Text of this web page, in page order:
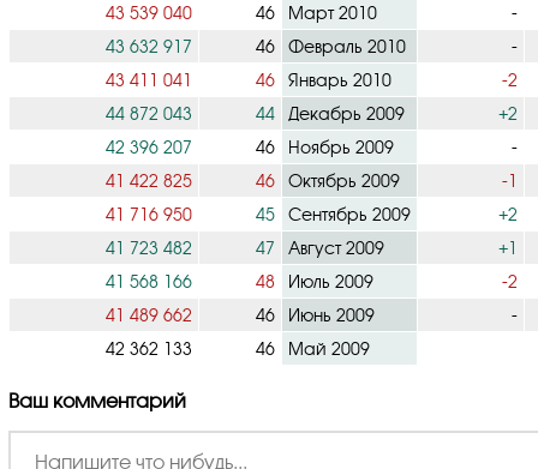
43 539 040 46 Март 2010
-
43 632 917
46 Февраль 2010
-
43 411 041
46 Январь 2010
-2
44 872 043
44 Декабрь 2009
+2
42 396 207
46 Ноябрь 2009
-
41 422 825
46 Октябрь 2009
-1
41 716 950
45 Сентябрь 2009
+2
41 723 482
47 Август 2009
+1
41 568 166
48 Июль 2009
-2
41 489 662
46 Июнь 2009
-
42 362 133
46 Май 2009
Ваш комментарий